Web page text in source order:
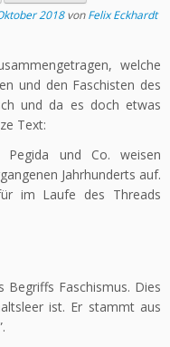
2018 vonFelix Eckhardt
welche
und den Faschisten des
und da es doch etwas
Text:
und Co. weisen
Jahrhunderts auf.
im Laufe des Threads
Begriffs Faschismus. Dies
ist. Er stammt aus